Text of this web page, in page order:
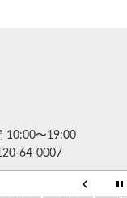
10:00〜19:00
64-0007